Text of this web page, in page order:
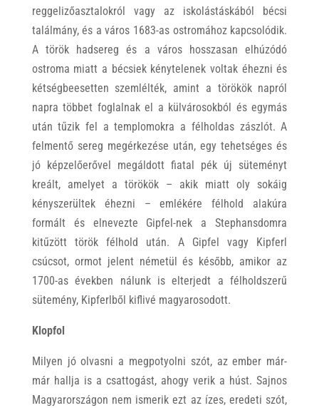
reggelizőasztalokról vagy az iskolástáskából bécsi
találmány, és a város 1683-as ostromához kapcsolódik.
A török hadsereg és a város hosszasan elhúzódó
ostroma miatt a bécsiek kénytelenek voltak éhezni és
kétségbeesetten szemlélték, amint a törökök napról
napra többet foglalnak el a külvárosokból és egymás
után tűzik fel a templomokra a félholdas zászlót. A
felmentő sereg megérkezése után, egy tehetséges és
jó képzelőerővel megáldott fiatal pék új süteményt
kreált, amelyet a törökök – akik miatt oly sokáig
kényszerültek éhezni – emlékére félhold alakúra
formált és elnevezte Gipfel-nek a Stephansdomra
kitűzött török félhold után. A Gipfel vagy Kipferl
csúcsot, ormot jelent németül és később, amikor az
1700-as években nálunk is elterjedt a félholdszerű
sütemény, Kipferlből kiflivé magyarosodott.
Klopfol
Milyen jó olvasni a megpotyolni szót, az ember már-
már hallja is a csattogást, ahogy verik a húst. Sajnos
Magyarországon nem ismerik ezt az ízes, eredeti szót,